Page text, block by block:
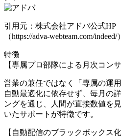
引用元：株式会社アドバ公式HP
（https://adva-webteam.com/indeed/）
特徴
【専属プロ部隊による月次コンサ
営業の兼任ではなく「専属の運
自動最適化に依存せず、毎月の
ングを通じ、人間が直接数値を
いたサポートが特徴です。
【自動配信のブラックボックス